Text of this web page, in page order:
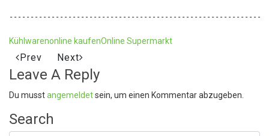
Kühlwarenonline kaufenOnline Supermarkt
Prev Next
Leave A Reply
Du musstangemeldetsein, um einen Kommentar abzugeben.
Search